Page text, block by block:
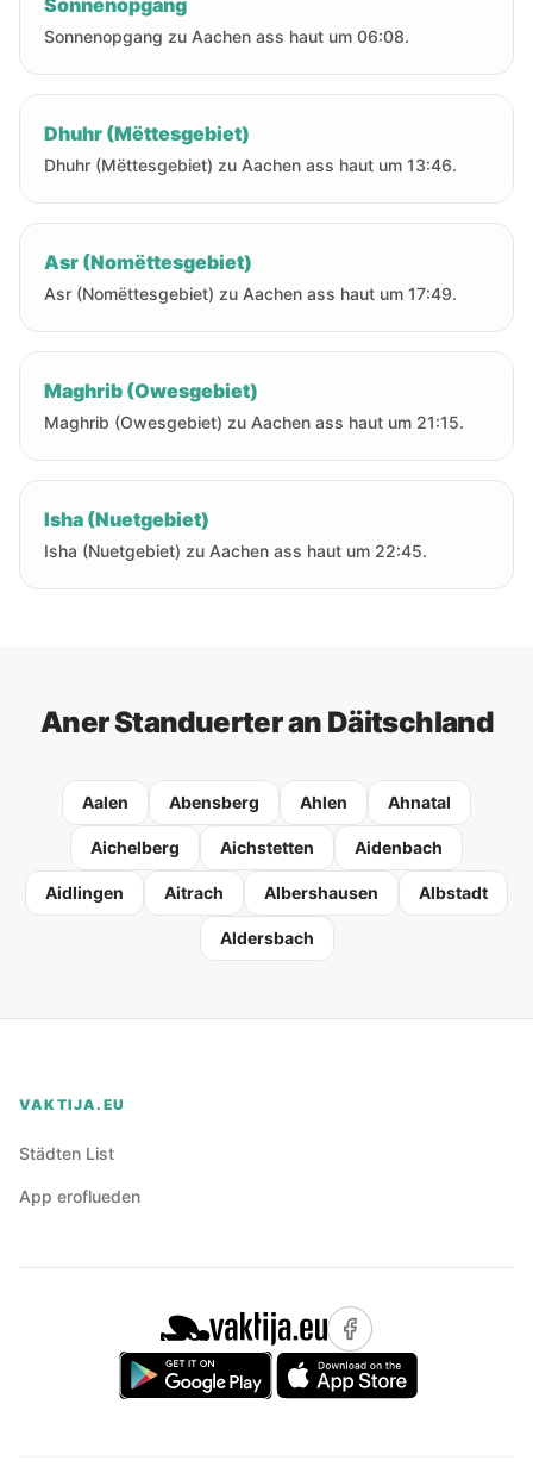
Sonnenopgang
Sonnenopgang zu Aachen ass haut um 06:08.
Dhuhr (Mëttesgebiet)
Dhuhr (Mëttesgebiet) zu Aachen ass haut um 13:46.
Asr (Nomëttesgebiet)
Asr (Nomëttesgebiet) zu Aachen ass haut um 17:49.
Maghrib (Owesgebiet)
Maghrib (Owesgebiet) zu Aachen ass haut um 21:15.
Isha (Nuetgebiet)
Isha (Nuetgebiet) zu Aachen ass haut um 22:45.
Aner Standuerter an Däitschland
Aalen Abensberg Ahlen Ahnatal
Aichelberg Aichstetten Aidenbach
Aidlingen Aitrach Albershausen Albstadt
Aldersbach
VAKTIJA.EU
Städten List
App eroflueden